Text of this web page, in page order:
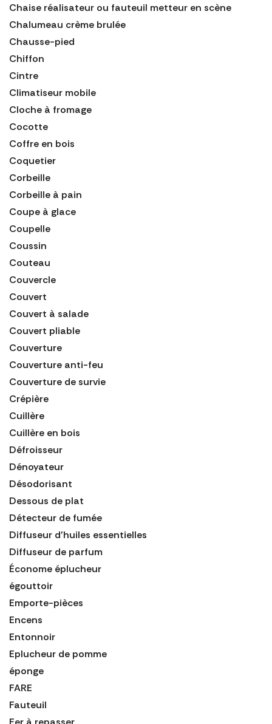
Chaise réalisateur ou fauteuil metteur en scène
Chalumeau crème brulée
Chausse-pied
Chiffon
Cintre
Climatiseur mobile
Cloche à fromage
Cocotte
Coffre en bois
Coquetier
Corbeille
Corbeille à pain
Coupe à glace
Coupelle
Coussin
Couteau
Couvercle
Couvert
Couvert à salade
Couvert pliable
Couverture
Couverture anti-feu
Couverture de survie
Crépière
Cuillère
Cuillère en bois
Défroisseur
Dénoyateur
Désodorisant
Dessous de plat
Détecteur de fumée
Diffuseur d'huiles essentielles
Diffuseur de parfum
Économe éplucheur
égouttoir
Emporte-pièces
Encens
Entonnoir
Eplucheur de pomme
éponge
FARE
Fauteuil